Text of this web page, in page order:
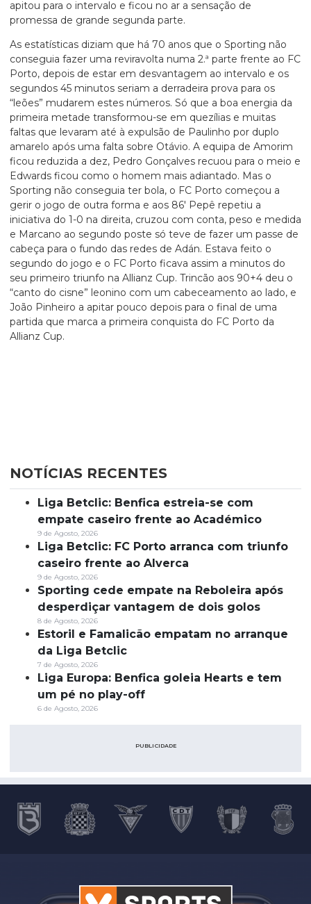
apitou para o intervalo e ficou no ar a sensação de
promessa de grande segunda parte.
As estatísticas diziam que há 70 anos que o Sporting não
conseguia fazer uma reviravolta numa 2.ª parte frente ao FC
Porto, depois de estar em desvantagem ao intervalo e os
segundos 45 minutos seriam a derradeira prova para os
“leões” mudarem estes números. Só que a boa energia da
primeira metade transformou-se em quezílias e muitas
faltas que levaram até à expulsão de Paulinho por duplo
amarelo após uma falta sobre Otávio. A equipa de Amorim
ficou reduzida a dez, Pedro Gonçalves recuou para o meio e
Edwards ficou como o homem mais adiantado. Mas o
Sporting não conseguia ter bola, o FC Porto começou a
gerir o jogo de outra forma e aos 86′ Pepê repetiu a
iniciativa do 1-0 na direita, cruzou com conta, peso e medida
e Marcano ao segundo poste só teve de fazer um passe de
cabeça para o fundo das redes de Adán. Estava feito o
segundo do jogo e o FC Porto ficava assim a minutos do
seu primeiro triunfo na Allianz Cup. Trincão aos 90+4 deu o
“canto do cisne” leonino com um cabeceamento ao lado, e
João Pinheiro a apitar pouco depois para o final de uma
partida que marca a primeira conquista do FC Porto da
Allianz Cup.
NOTÍCIAS RECENTES
Liga Betclic: Benfica estreia-se com
empate caseiro frente ao Académico
9 de Agosto, 2026
Liga Betclic: FC Porto arranca com triunfo
caseiro frente ao Alverca
9 de Agosto, 2026
Sporting cede empate na Reboleira após
desperdiçar vantagem de dois golos
8 de Agosto, 2026
Estoril e Famalicão empatam no arranque
da Liga Betclic
7 de Agosto, 2026
Liga Europa: Benfica goleia Hearts e tem
um pé no play-off
6 de Agosto, 2026
PUBLICIDADE